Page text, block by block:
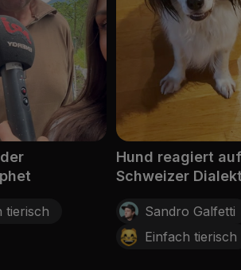
tierisch
Hund reagiert auf
Schweizer
Sandro Galfetti
Einfach tierisch